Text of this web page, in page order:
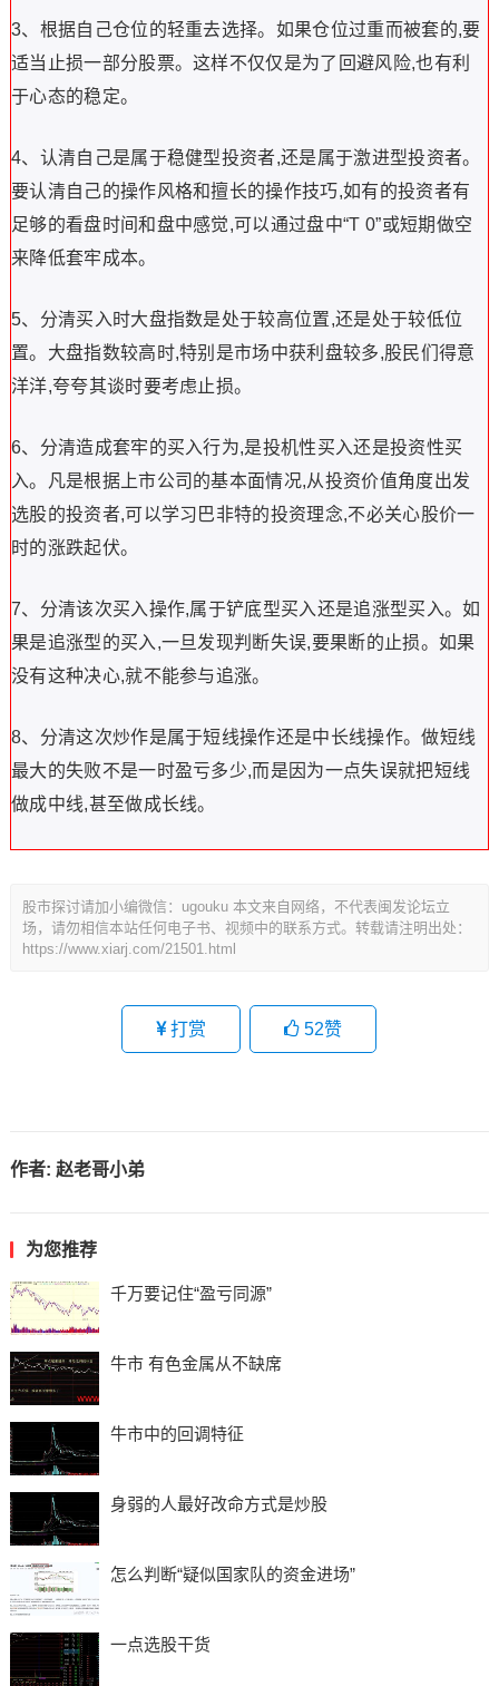
3、根据自己仓位的轻重去选择。如果仓位过重而被套的,要
适当止损一部分股票。这样不仅仅是为了回避风险,也有利
于心态的稳定。
4、认清自己是属于稳健型投资者,还是属于激进型投资者。
要认清自己的操作风格和擅长的操作技巧,如有的投资者有
足够的看盘时间和盘中感觉,可以通过盘中“T 0”或短期做空
来降低套牢成本。
5、分清买入时大盘指数是处于较高位置,还是处于较低位
置。大盘指数较高时,特别是市场中获利盘较多,股民们得意
洋洋,夸夸其谈时要考虑止损。
6、分清造成套牢的买入行为,是投机性买入还是投资性买
入。凡是根据上市公司的基本面情况,从投资价值角度出发
选股的投资者,可以学习巴非特的投资理念,不必关心股价一
时的涨跌起伏。
7、分清该次买入操作,属于铲底型买入还是追涨型买入。如
果是追涨型的买入,一旦发现判断失误,要果断的止损。如果
没有这种决心,就不能参与追涨。
8、分清这次炒作是属于短线操作还是中长线操作。做短线
最大的失败不是一时盈亏多少,而是因为一点失误就把短线
做成中线,甚至做成长线。
股市探讨请加小编微信：ugouku 本文来自网络，不代表闽发论坛立
场，请勿相信本站任何电子书、视频中的联系方式。转载请注明出处：
https://www.xiarj.com/21501.html
打赏 52赞
作者: 赵老哥小弟
为您推荐
千万要记住“盈亏同源”
牛市 有色金属从不缺席
牛市中的回调特征
身弱的人最好改命方式是炒股
怎么判断“疑似国家队的资金进场”
一点选股干货